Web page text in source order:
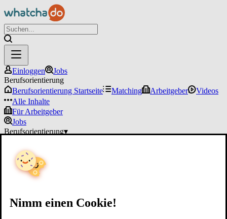
Nimm einen Cookie!
Einloggen
Jobs
Berufsorientierung
Berufsorientierung Startseite
Matching Arbeitgeber
Videos
Alle Inhalte
Für Arbeitgeber
Jobs
Berufsorientierung▾